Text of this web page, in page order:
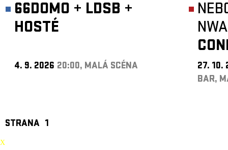
66DOMO + LDSB +
HOSTÉ
4. 9. 2026 20:00, MALÁ SCÉNA
27. 10.
BAR,
STRANA 1
X